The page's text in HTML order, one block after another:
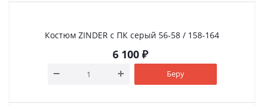
Костюм ZINDER с ПК серый 56-58 / 158-164
6 100₽
Беру